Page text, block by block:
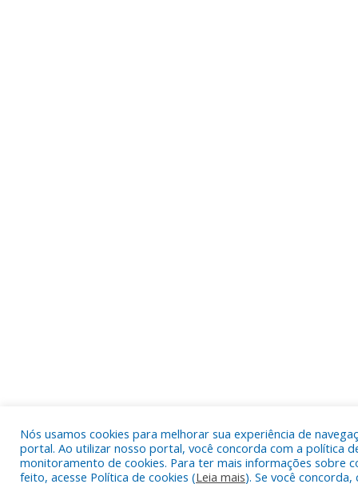
Nós usamos cookies para melhorar sua experiência de
portal. Ao utilizar nosso portal, você concorda com a política
monitoramento de cookies. Para ter mais informações sobre
feito, acesse Política de cookies (Leia mais). Se você concorda,